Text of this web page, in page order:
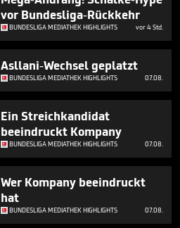
vor Bundesliga-Rückkehr
BUNDESLIGA MEDIATHEK HIGHLIGHTS vor 4 Std.
Asllani-Wechsel geplatzt
BUNDESLIGA MEDIATHEK HIGHLIGHTS 07.08.
Ein Streichkandidat
beeindruckt Kompany
BUNDESLIGA MEDIATHEK HIGHLIGHTS 07.08.
Wer Kompany beeindruckt
hat
BUNDESLIGA MEDIATHEK HIGHLIGHTS 07.08.